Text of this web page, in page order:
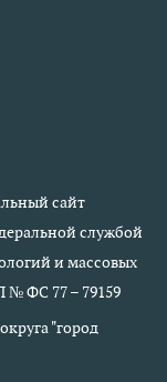
сайт
службой
и массовых
№ ФС 77 – 79159
"город